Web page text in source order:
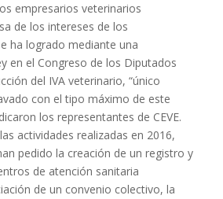
empresarios veterinarios
de los intereses de los
ha logrado mediante una
en el Congreso de los Diputados
del IVA veterinario, “único
con el tipo máximo de este
los representantes de CEVE.
actividades realizadas en 2016,
pedido la creación de un registro y
de atención sanitaria
de un convenio colectivo, la